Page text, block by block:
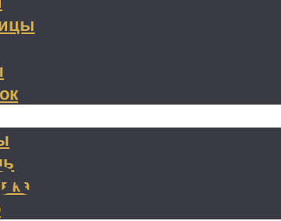
для